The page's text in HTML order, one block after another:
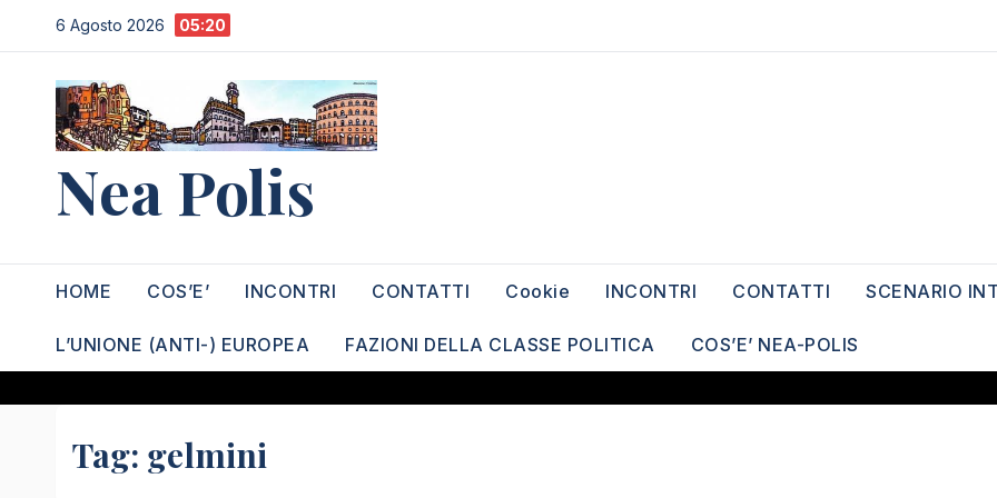
al
contenuto
6 Agosto 2026 05:20
Nea Polis
HOME COS’E’ INCONTRI CONTATTI Cookie INCONTRI CONTATTI SCENARIO
L’UNIONE (ANTI-) EUROPEA FAZIONI DELLA CLASSE POLITICA COS’E’ NEA-POLIS
Tag: gelmini